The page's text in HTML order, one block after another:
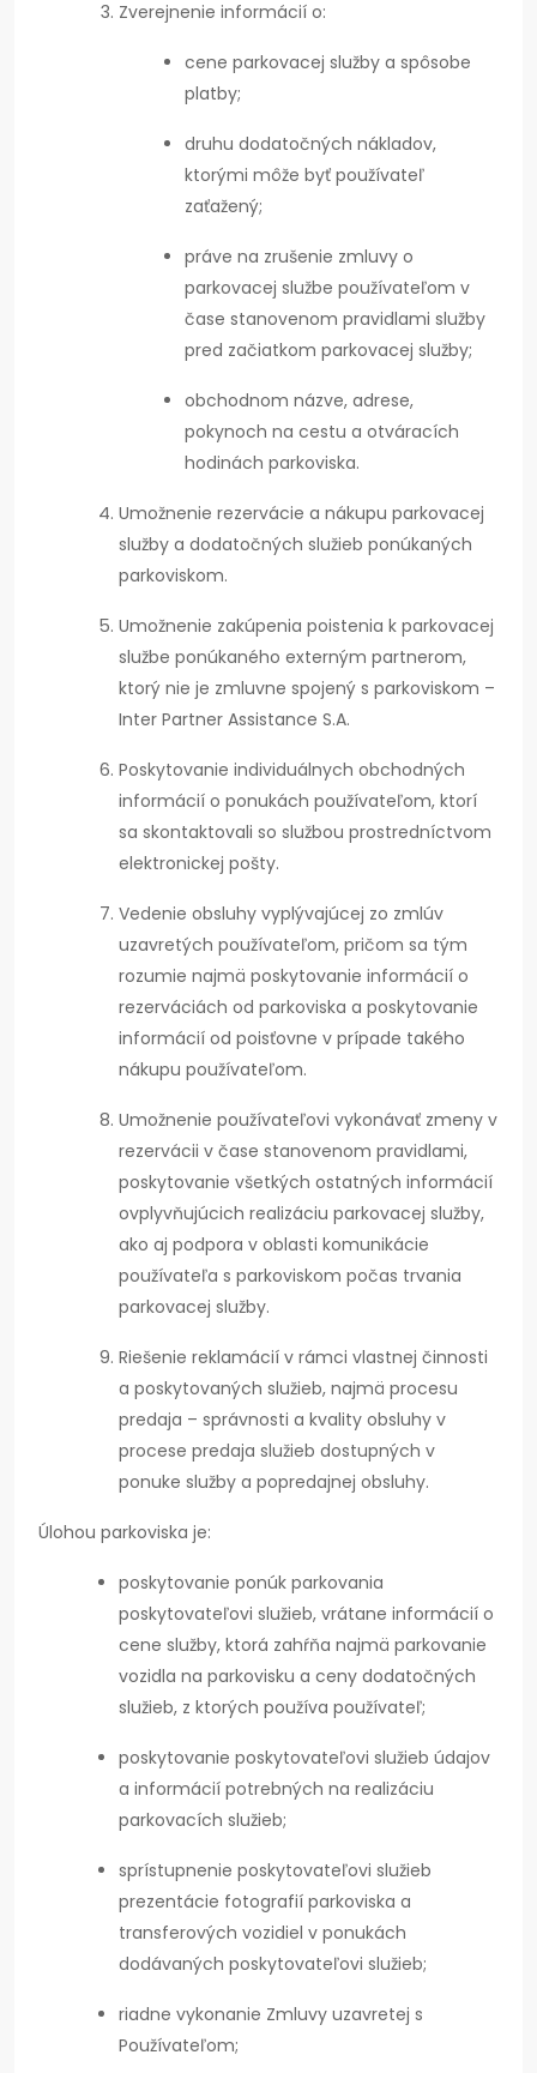
Zverejnenie informácií o:
cene parkovacej služby a spôsobe
platby;
druhu dodatočných nákladov,
ktorými môže byť používateľ
zaťažený;
práve na zrušenie zmluvy o
parkovacej službe používateľom v
čase stanovenom pravidlami služby
pred začiatkom parkovacej služby;
obchodnom názve, adrese,
pokynoch na cestu a otváracích
hodinách parkoviska.
Umožnenie rezervácie a nákupu parkovacej
služby a dodatočných služieb ponúkaných
parkoviskom.
Umožnenie zakúpenia poistenia k parkovacej
službe ponúkaného externým partnerom,
ktorý nie je zmluvne spojený s parkoviskom –
Inter Partner Assistance S.A.
Poskytovanie individuálnych obchodných
informácií o ponukách používateľom, ktorí
sa skontaktovali so službou prostredníctvom
elektronickej pošty.
Vedenie obsluhy vyplývajúcej zo zmlúv
uzavretých používateľom, pričom sa tým
rozumie najmä poskytovanie informácií o
rezerváciách od parkoviska a poskytovanie
informácií od poisťovne v prípade takého
nákupu používateľom.
Umožnenie používateľovi vykonávať zmeny v
rezervácii v čase stanovenom pravidlami,
poskytovanie všetkých ostatných informácií
ovplyvňujúcich realizáciu parkovacej služby,
ako aj podpora v oblasti komunikácie
používateľa s parkoviskom počas trvania
parkovacej služby.
Riešenie reklamácií v rámci vlastnej činnosti
a poskytovaných služieb, najmä procesu
predaja – správnosti a kvality obsluhy v
procese predaja služieb dostupných v
ponuke služby a popredajnej obsluhy.
Úlohou parkoviska je:
poskytovanie ponúk parkovania
poskytovateľovi služieb, vrátane informácií o
cene služby, ktorá zahŕňa najmä parkovanie
vozidla na parkovisku a ceny dodatočných
služieb, z ktorých používa používateľ;
poskytovanie poskytovateľovi služieb údajov
a informácií potrebných na realizáciu
parkovacích služieb;
sprístupnenie poskytovateľovi služieb
prezentácie fotografií parkoviska a
transferových vozidiel v ponukách
dodávaných poskytovateľovi služieb;
riadne vykonanie Zmluvy uzavretej s
Používateľom;